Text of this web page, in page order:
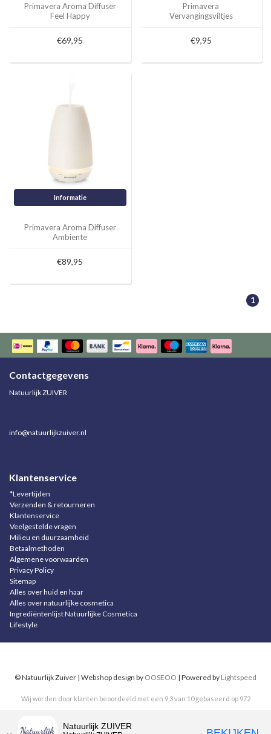
Primavera Aroma Diffuser
Feel Happy
€69,95
Primavera
Vervangingsviltjes
€9,95
Informatie
Primavera Aroma Diffuser
Ambiente
€89,95
1
Contactgegevens
Natuurlijk ZUIVER
info@natuurlijkzuiver.nl
Klantenservice
*Levertijden
Verzenden & retourneren
Klantenservice
Veelgestelde vragen
Milieu en duurzaamheid
Betaalmethoden
Algemene voorwaarden
Privacy Policy
Sitemap
Alles over huid en haar
Alles over natuurlijke cosmetica
Ingrediëntenlijst Natuurlijke Cosmetica
Lifestyle
© Natuurlijk Zuiver | Webshop design by OOSEOO | Powered by Lightspeed
Wij worden door klanten beoordeeld met een 9,3van 10gebaseerd op 972
Natuurlijk ZUIVER